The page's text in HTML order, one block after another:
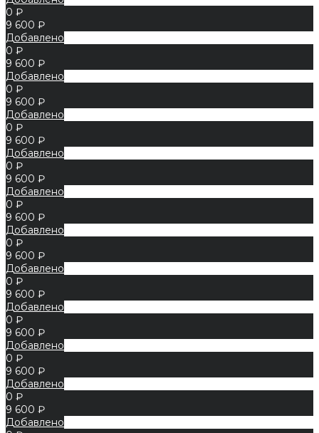
0 ₽
9 600 ₽
Добавлено
0 ₽
9 600 ₽
Добавлено
0 ₽
9 600 ₽
Добавлено
0 ₽
9 600 ₽
Добавлено
0 ₽
9 600 ₽
Добавлено
0 ₽
9 600 ₽
Добавлено
0 ₽
9 600 ₽
Добавлено
0 ₽
9 600 ₽
Добавлено
0 ₽
9 600 ₽
Добавлено
0 ₽
9 600 ₽
Добавлено
0 ₽
9 600 ₽
Добавлено